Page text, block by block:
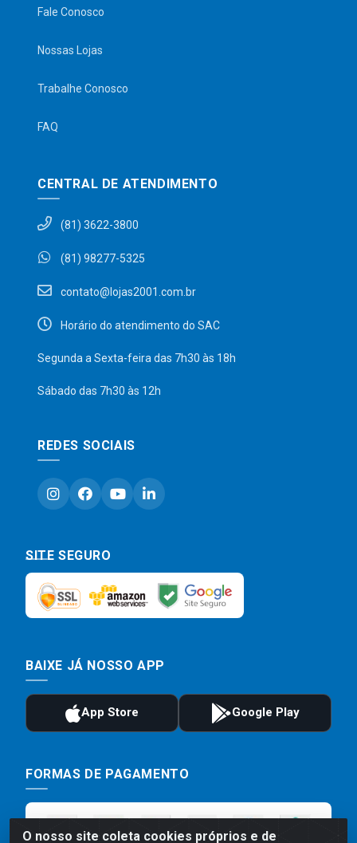
O nosso site coleta cookies próprios e de
Fale Conosco
Nossas Lojas
Trabalhe Conosco
FAQ
CENTRAL DE ATENDIMENTO
(81) 3622-3800
(81) 98277-5325
contato@lojas2001.com.br
Horário do atendimento do SAC
Segunda a Sexta-feira das 7h30 às 18h
Sábado das 7h30 às 12h
REDES SOCIAIS
SITE SEGURO
BAIXE JÁ NOSSO APP
FORMAS DE PAGAMENTO